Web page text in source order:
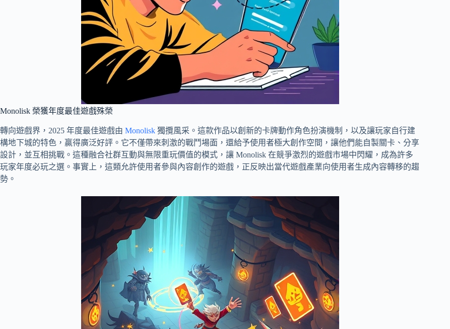
Monolisk 榮獲年度最佳遊戲殊榮
轉向遊戲界，2025 年度最佳遊戲由 Monolisk 獨攬風采。這款作品以創新的卡牌動作角色扮演機制，以及讓玩家自行建
構地下城的特色，贏得廣泛好評。它不僅帶來刺激的戰鬥場面，還給予使用者極大創作空間，讓他們能自製關卡、分享
設計，並互相挑戰。這種融合社群互動與無限重玩價值的模式，讓 Monolisk 在競爭激烈的遊戲市場中閃耀，成為許多
玩家年度必玩之選。事實上，這類允許使用者參與內容創作的遊戲，正反映出當代遊戲產業向使用者生成內容轉移的趨
勢。